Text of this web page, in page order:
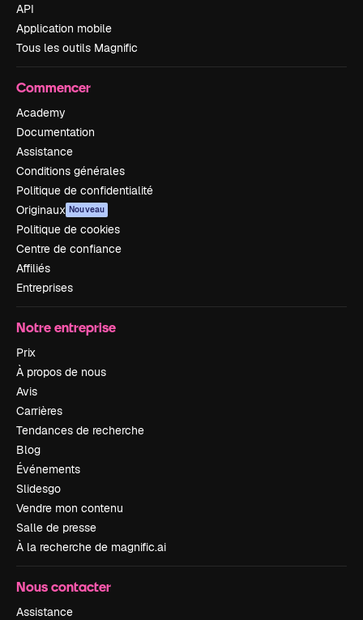
API
Application mobile
Tous les outils Magnific
Commencer
Academy
Documentation
Assistance
Conditions générales
Politique de confidentialité
Originaux Nouveau
Politique de cookies
Centre de confiance
Affiliés
Entreprises
Notre entreprise
Prix
À propos de nous
Avis
Carrières
Tendances de recherche
Blog
Événements
Slidesgo
Vendre mon contenu
Salle de presse
À la recherche de magnific.ai
Nous contacter
Assistance